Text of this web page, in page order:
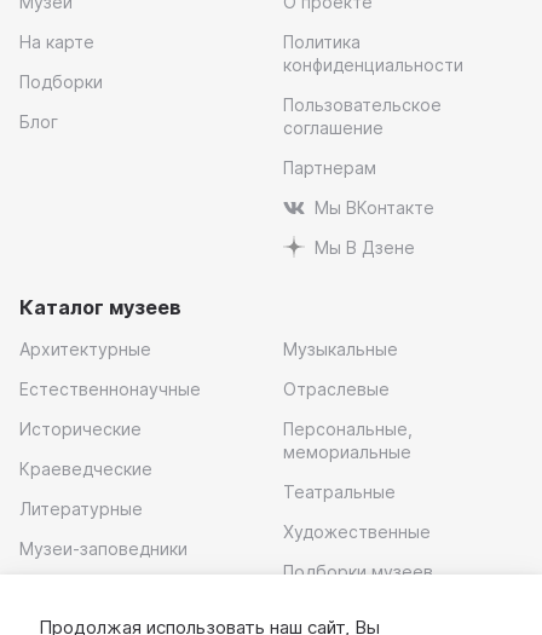
На карте
Подборки
Блог
Политика
конфиденциальности
Пользовательское
соглашение
Партнерам
Мы ВКонтакте
Мы В Дзене
Каталог музеев
Архитектурные
Естественнонаучные
Исторические
Краеведческие
Литературные
Музеи-заповедники
Музыкальные
Отраслевые
Персональные,
мемориальные
Театральные
Художественные
Подборки музеев
Продолжая использовать наш сайт, Вы